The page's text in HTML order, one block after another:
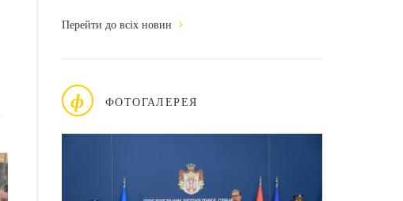
Перейти до всіх новин
ф ФОТОГАЛЕРЕЯ